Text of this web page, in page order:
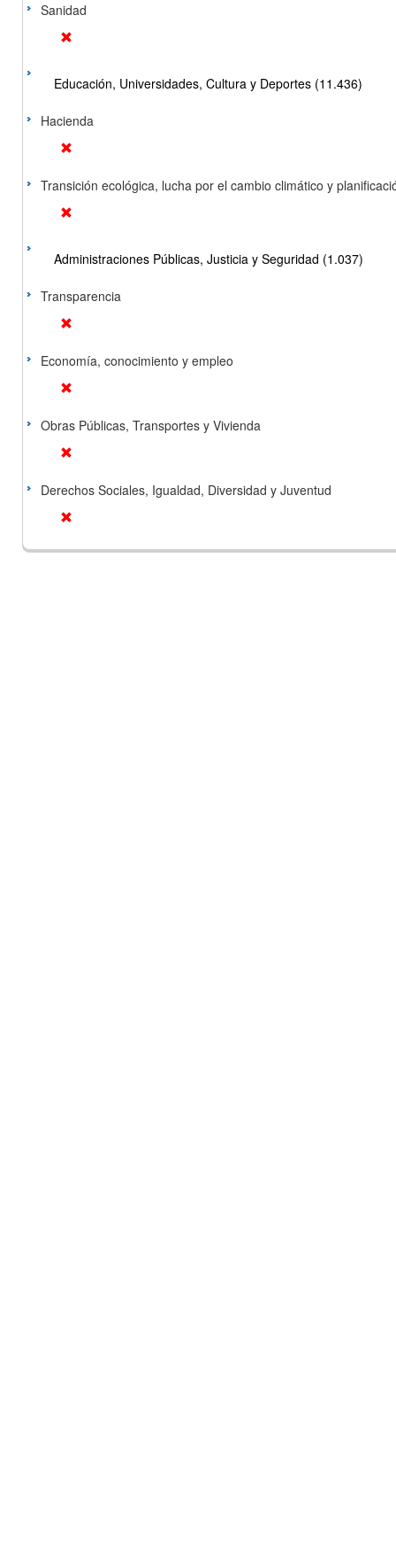
Sanidad
Educación, Universidades, Cultura y Deportes (11.436)
Hacienda
Transición ecológica, lucha por el cambio climático y
Administraciones Públicas, Justicia y Seguridad (1.037)
Transparencia
Economía, conocimiento y empleo
Obras Públicas, Transportes y Vivienda
Derechos Sociales, Igualdad, Diversidad y Juventud